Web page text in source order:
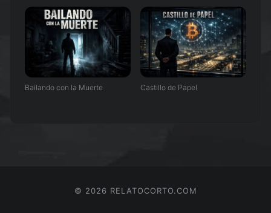
Bailando con la Muerte Castillo de Papel
© 2026 RELATOCORTO.COM